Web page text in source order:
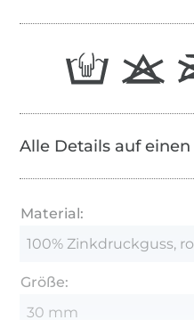
Alle Details auf
Material:
100% Zinkdruckguss,
Größe:
30 mm